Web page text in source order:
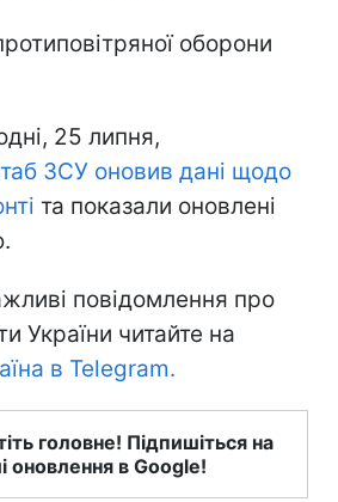
оборони
25 липня,
ЗСУ оновив дані щодо
та показали оновлені
повідомлення про
України читайте на
в Telegram.
головне! Підпишіться на
оновлення в Google!